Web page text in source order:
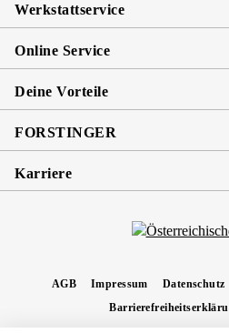
Werkstattservice
Online Service
Deine Vorteile
FORSTINGER
Karriere
AGB Impressum Datenschutz